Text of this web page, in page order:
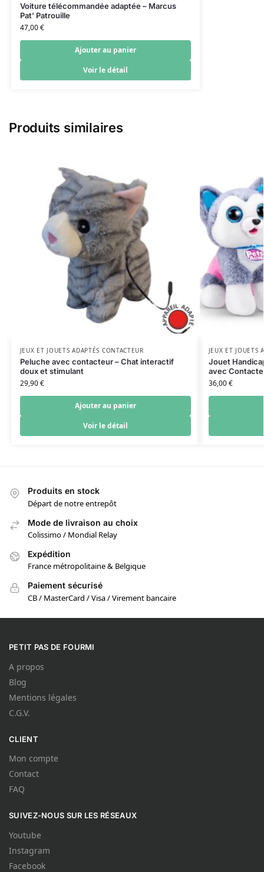
Voiture télécommandée adaptée – Marcus
Pat’ Patrouille
47,00€
Ajouter au panier
Voir le détail
Produits similaires
JEUX ET JOUETS ADAPTÉS CONTACTEUR
Peluche avec contacteur – Chat interactif
doux et stimulant
29,90€
Ajouter au panier
Voir le détail
JEUX ET JOUETS
Jouet
avec
36,00€
Produits en stock
Départ de notre entrepôt
Mode de livraison au choix
Colissimo / Mondial Relay
Expédition
France métropolitaine & Belgique
Paiement sécurisé
CB / MasterCard / Visa / Virement bancaire
PETIT PAS DE FOURMI
A propos
Blog
Mentions légales
C.G.V.
CLIENT
Mon compte
Contact
FAQ
SUIVEZ-NOUS SUR LES RÉSEAUX
Youtube
Instagram
Facebook